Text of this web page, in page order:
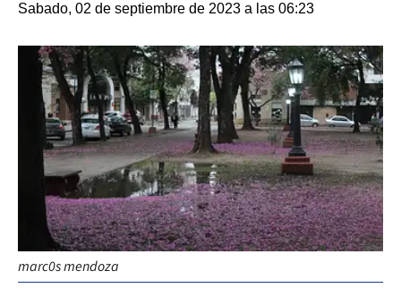
Sabado, 02 de septiembre de 2023 a las 06:23
marc0s mendoza